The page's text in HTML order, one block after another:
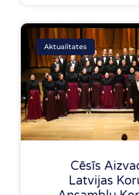
Aktualitates
Cēsīs
Latvijas